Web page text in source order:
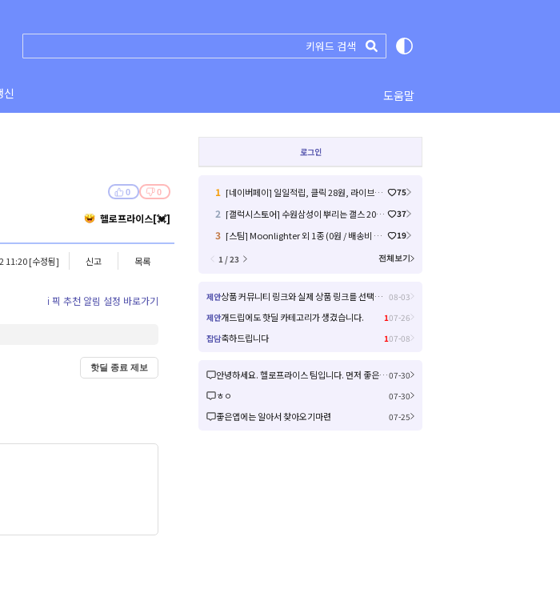
신 도움말
0 0
헬로프라이스[💓]
11:20[수정됨] 신고 목록
ℹ️ 픽 추천 알림 설정 바로가기
핫딜 종료 제보
로그인
1 [네이버페이] 일일적립, 클릭 28원, 라이브예고 1원 (11) 75
2 [갤럭시스토어] 수원삼성이 뿌리는 갤스 2000원 쿠폰 (0원 / 배송비 무료) 37
3 [스팀] Moonlighter 외 1종 (0원 / 배송비 무료)
19
1 / 23
전체보기
제안 상품 커뮤니티 링크와 실제 상품 링크를 선택해서 들어갈 수 있으면 좋을거 같아요! 08-03
제안개드립에도 핫딜 카테고리가 생겼습니다. 107-26
잡담축하드립니다 107-08
안녕하세요. 헬로프라이스 팀입니다. 먼저 좋은 제안을 주셔서 감사합니다! 신규 커뮤니티 연동은 작업이 크게 예상되어 검토 후 진행여부, 진행 시 추가 일정을 공유드리겠습니다! 감사합니다.07-30
ㅎㅇ 07-30
좋은앱에는 알아서 찾아오기마련 07-25